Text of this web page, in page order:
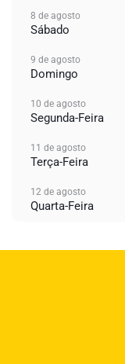
8 de agosto
Sábado
9 de agosto
Domingo
10 de agosto
Segunda-Feira
11 de agosto
Terça-Feira
12 de agosto
Quarta-Feira